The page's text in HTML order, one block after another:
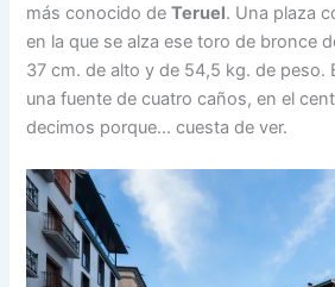
más conocido deTeruel. Una plaza
en la que se alza ese toro de bronce
37 cm. de alto y de 54,5 kg. de peso.
una fuente de cuatro caños, en el
decimos porque… cuesta de ver.